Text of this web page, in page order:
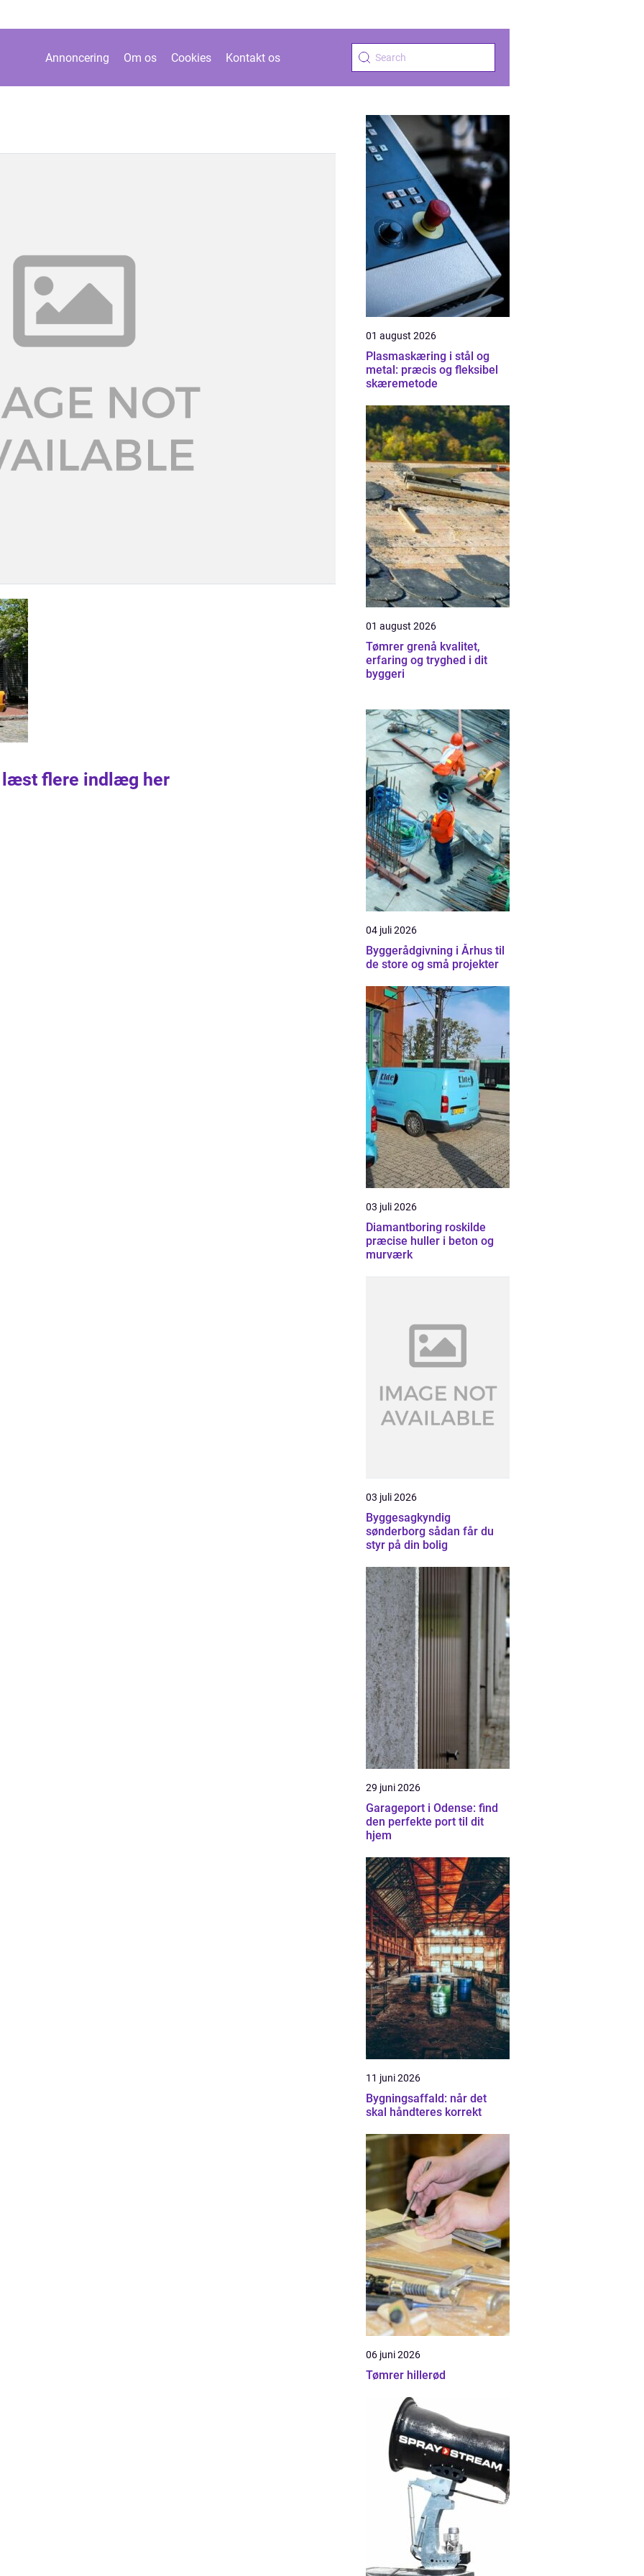
Annoncering Om os Cookies Kontakt os
læst flere indlæg her
01 august 2026
Plasmaskæring i stål og
metal: præcis og fleksibel
skæremetode
01 august 2026
Tømrer grenå kvalitet,
erfaring og tryghed i dit
byggeri
04 juli 2026
Byggerådgivning i Århus til
de store og små projekter
03 juli 2026
Diamantboring roskilde
præcise huller i beton og
murværk
03 juli 2026
Byggesagkyndig
sønderborg sådan får du
styr på din bolig
29 juni 2026
Garageport i Odense: find
den perfekte port til dit
hjem
11 juni 2026
Bygningsaffald: når det
skal håndteres korrekt
06 juni 2026
Tømrer hillerød